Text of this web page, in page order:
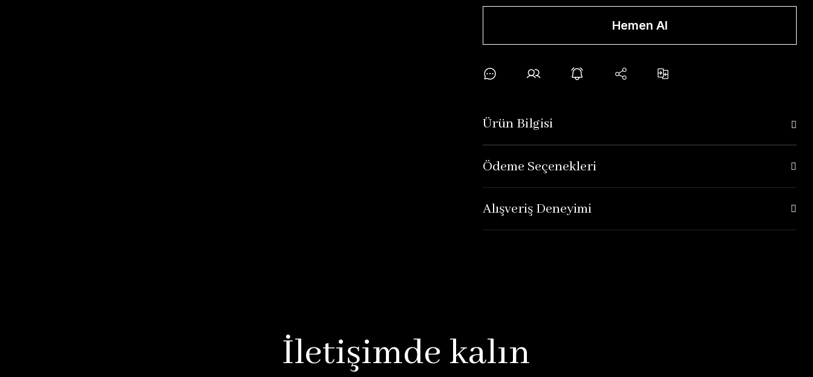
Hemen Al
Ürün Bilgisi
Ödeme Seçenekleri
Alışveriş Deneyimi
İletişimde kalın